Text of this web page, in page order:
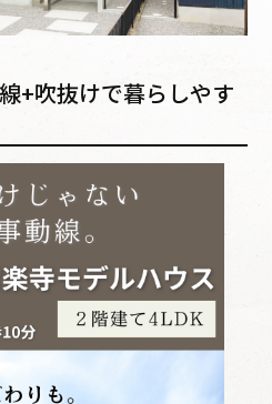
+吹抜けで暮らしやす